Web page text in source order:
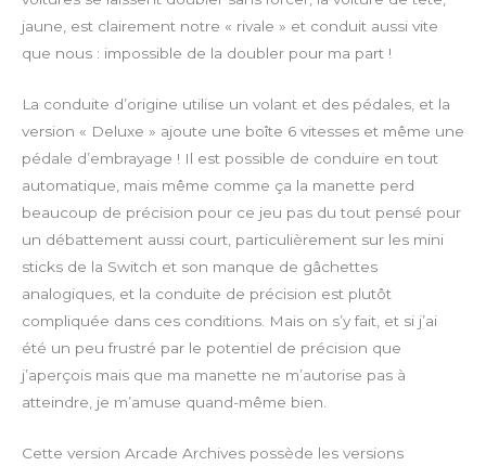
jaune, est clairement notre « rivale » et conduit aussi vite
que nous : impossible de la doubler pour ma part !
La conduite d’origine utilise un volant et des pédales, et la
version « Deluxe » ajoute une boîte 6 vitesses et même une
pédale d’embrayage ! Il est possible de conduire en tout
automatique, mais même comme ça la manette perd
beaucoup de précision pour ce jeu pas du tout pensé pour
un débattement aussi court, particulièrement sur les mini
sticks de la Switch et son manque de gâchettes
analogiques, et la conduite de précision est plutôt
compliquée dans ces conditions. Mais on s’y fait, et si j’ai
été un peu frustré par le potentiel de précision que
j’aperçois mais que ma manette ne m’autorise pas à
atteindre, je m’amuse quand-même bien.
Cette version Arcade Archives possède les versions